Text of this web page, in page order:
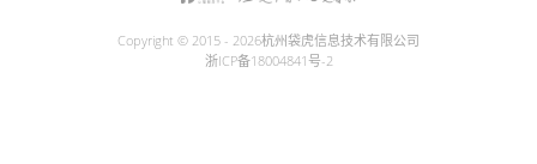
Copyright © 2015 - 2026杭州袋虎信息技术有限公司
浙ICP备18004841号-2